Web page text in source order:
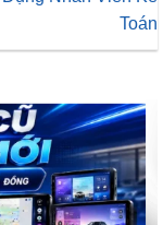
Toán